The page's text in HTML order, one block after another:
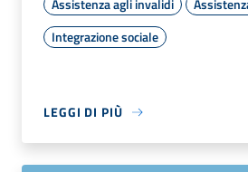
Assistenza agli invalidi
Integrazione sociale
LEGGI DI PIÙ